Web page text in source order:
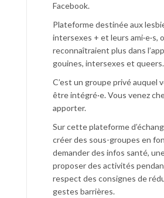
Facebook.
Plateforme destinée aux
intersexes + et leurs ami·e·s,
reconnaîtraient plus dans
gouines, intersexes et queers.
C’est un groupe privé auquel
être intégré·e. Vous venez
apporter.
Sur cette plateforme
créer des sous-groupes en
demander des infos santé,
proposer des activités
respect des consignes de
gestes barrières.